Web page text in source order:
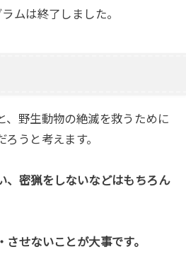
ムは終了しました。
、野生動物の絶滅を救うために
うと考えます。
、密猟をしないなどはもちろん
せないことが大事です。